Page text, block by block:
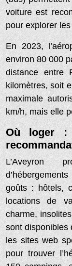
voiture est
pour explorer
En 2023,
environ 80 000
distance entre
kilomètres, soit
maximale
km/h, mais elle
Où loger :
L’Aveyron
goûts : hôtels,
locations de
charme,
sont disponibles
les sites web
pour trouver